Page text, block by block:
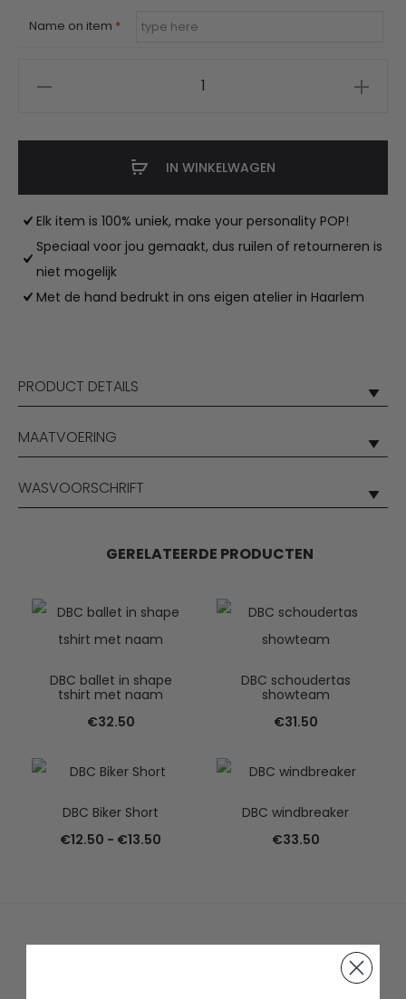
Elk item is 100% uniek, make your personality POP!
Speciaal voor jou gemaakt, dus ruilen of retourneren is
niet mogelijk
Met de hand bedrukt in ons eigen atelier in Haarlem
Name on item *
IN WINKELWAGEN
PRODUCT DETAILS
MAATVOERING
WASVOORSCHRIFT
GERELATEERDE PRODUCTEN
DBC ballet in shape
tshirt met naam
€32.50
DBC schoudertas
showteam
€31.50
DBC Biker Short
€12.50 - €13.50
DBC windbreaker
€33.50
Bestelde items worden speciaal voor jou